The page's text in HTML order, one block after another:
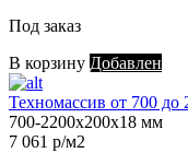
Под заказ
В корзину Добавлен
Техномассив от 700
700-2200х200х18 мм
7 061 р/м2